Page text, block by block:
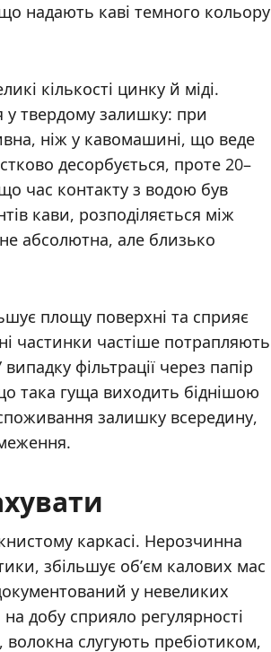
надають каві темного кольору
кількості цинку й міді.
у твердому залишку: при
ніж у кавомашині, що веде
десорбується, проте 20–
час контакту з водою був
кави, розподіляється між
абсолютна, але близько
площу поверхні та сприяє
частинки частіше потрапляють
фільтрації через папір
така гуща виходить біднішою
залишку всередину,
каркасі. Нерозчинна
збільшує об’єм калових мас
у невеликих
добу сприяло регулярності
слугують пребіотиком,